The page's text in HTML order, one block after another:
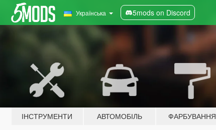
Українська 5mods on Discord
ІНСТРУМЕНТИ АВТОМОБІЛЬ ФАРБУВАННЯ